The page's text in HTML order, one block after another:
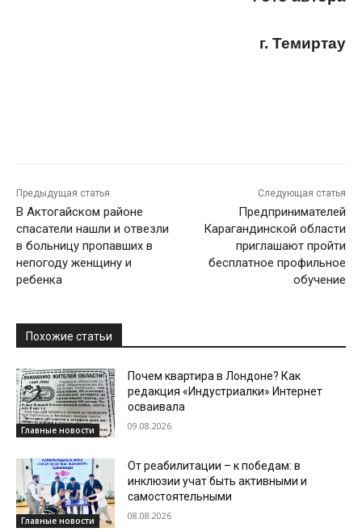
г. Темиртау
Предыдущая статья
В Актогайском районе
спасатели нашли и отвезли
в больницу пропавших в
непогоду женщину и
ребенка
Следующая статья
Предпринимателей
Карагандинской области
приглашают пройти
бесплатное профильное
обучение
Похожие статьи
Главные новости
Почем квартира в Лондоне? Как
редакция «Индустриалки» Интернет
осваивала
09.08.2026
Главные новости
От реабилитации – к победам: в
инклюзии учат быть активными и
самостоятельными
08.08.2026